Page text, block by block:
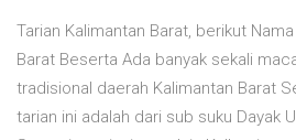
Tarian Kalimantan Barat, berikut
Barat Beserta Ada banyak sekali
tradisional daerah Kalimantan Barat
tarian ini adalah dari sub suku Dayak